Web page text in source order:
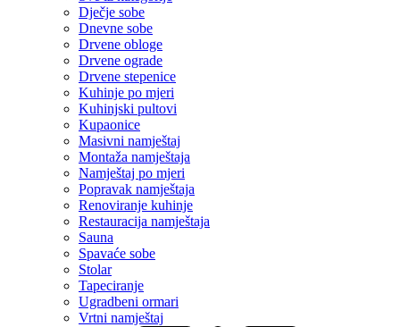
Dječje sobe
Dnevne sobe
Drvene obloge
Drvene ograde
Drvene stepenice
Kuhinje po mjeri
Kuhinjski pultovi
Kupaonice
Masivni namještaj
Montaža namještaja
Namještaj po mjeri
Popravak namještaja
Renoviranje kuhinje
Restauracija namještaja
Sauna
Spavaće sobe
Stolar
Tapeciranje
Ugradbeni ormari
Vrtni namještaj